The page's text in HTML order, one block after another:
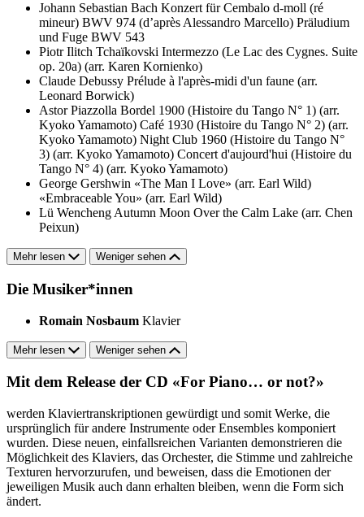
Johann Sebastian Bach Konzert für Cembalo d-moll (ré
mineur) BWV 974 (d’après Alessandro Marcello) Präludium
und Fuge BWV 543
Piotr Ilitch Tchaïkovski Intermezzo (Le Lac des Cygnes. Suite
op. 20a) (arr. Karen Kornienko)
Claude Debussy Prélude à l'après-midi d'un faune (arr.
Leonard Borwick)
Astor Piazzolla Bordel 1900 (Histoire du Tango N° 1) (arr.
Kyoko Yamamoto) Café 1930 (Histoire du Tango N° 2) (arr.
Kyoko Yamamoto) Night Club 1960 (Histoire du Tango N°
3) (arr. Kyoko Yamamoto) Concert d'aujourd'hui (Histoire du
Tango N° 4) (arr. Kyoko Yamamoto)
George Gershwin «The Man I Love» (arr. Earl Wild)
«Embraceable You» (arr. Earl Wild)
Lü Wencheng Autumn Moon Over the Calm Lake (arr. Chen
Peixun)
Mehr lesen Weniger sehen
Die Musiker*innen
Romain Nosbaum Klavier
Mehr lesen Weniger sehen
Mit dem Release der CD «For Piano… or not?»
werden Klaviertranskriptionen gewürdigt und somit Werke, die
ursprünglich für andere Instrumente oder Ensembles komponiert
wurden. Diese neuen, einfallsreichen Varianten demonstrieren die
Möglichkeit des Klaviers, das Orchester, die Stimme und zahlreiche
Texturen hervorzurufen, und beweisen, dass die Emotionen der
jeweiligen Musik auch dann erhalten bleiben, wenn die Form sich
ändert.